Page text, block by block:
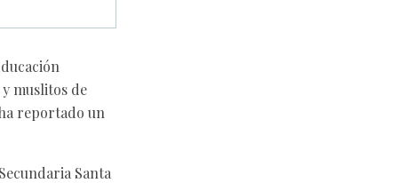
muslitos de
reportado un
Santa